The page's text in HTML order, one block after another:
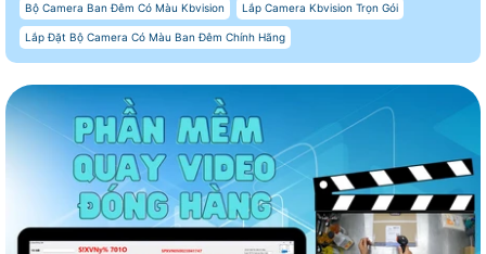
Bộ Camera Ban Đêm Có Màu Kbvision Lắp Camera Kbvision Trọn Gói
Lắp Đặt Bộ Camera Có Màu Ban Đêm Chính Hãng